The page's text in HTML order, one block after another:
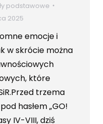
podstawowe
2025
emocje i
w skrócie można
które
trzema
hasłem „GO!
IV-VIII, dziś